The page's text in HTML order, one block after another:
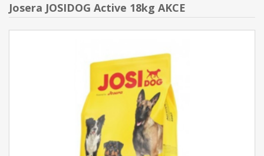
Josera JOSIDOG Active 18kg AKCE